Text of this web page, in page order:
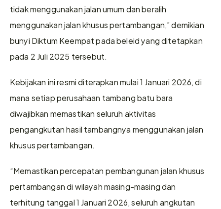
tidak menggunakan jalan umum dan beralih
menggunakan jalan khusus pertambangan,” demikian
bunyi Diktum Keempat pada beleid yang ditetapkan
pada 2 Juli 2025 tersebut.
Kebijakan ini resmi diterapkan mulai 1 Januari 2026, di
mana setiap perusahaan tambang batu bara
diwajibkan memastikan seluruh aktivitas
pengangkutan hasil tambangnya menggunakan jalan
khusus pertambangan.
“Memastikan percepatan pembangunan jalan khusus
pertambangan di wilayah masing-masing dan
terhitung tanggal 1 Januari 2026, seluruh angkutan